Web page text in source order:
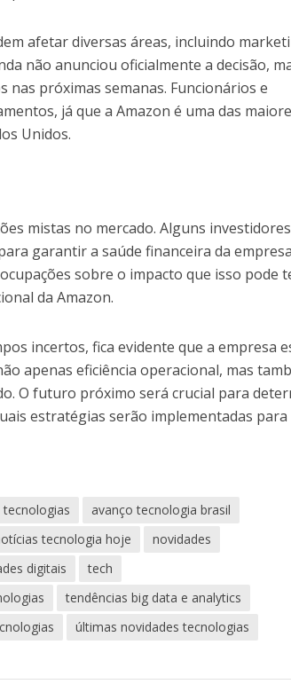
afetar diversas áreas, incluindo
não anunciou oficialmente a decisão,
nas próximas semanas. Funcionários e
já que a Amazon é uma das
Unidos.
mistas no mercado. Alguns investidores
garantir a saúde financeira da
sobre o impacto que isso pode
da Amazon.
incertos, fica evidente que a empresa
apenas eficiência operacional, mas
O futuro próximo será crucial para
estratégias serão implementadas para
avanço tecnologia brasil
tecnologia hoje
novidades
digitais
tech
tendências big data e analytics
últimas novidades tecnologias